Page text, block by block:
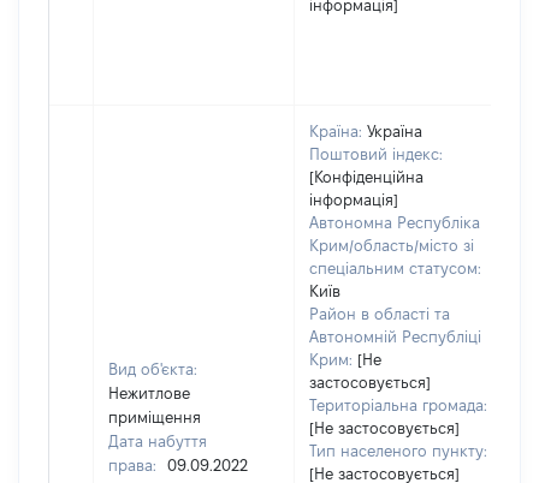
інформація]
Вид об'єкта:
Нежитлове
приміщення
Дата набуття
права:
09.09.2022
Країна: Україна
Поштовий індекс:
[Конфіденційна
інформація]
Автономна Республіка
Крим/область/місто зі
спеціальним статусом:
Київ
Район в області та
Автономній Республіці
Крим: [Не
застосовується]
Територіальна громада:
[Не застосовується]
Тип населеного пункту:
[Не застосовується]